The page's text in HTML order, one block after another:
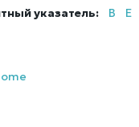
указатель: B E